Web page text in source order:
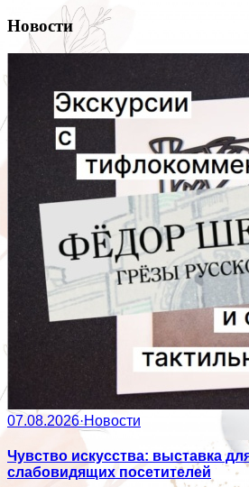
Новости
07.08.2026·Новости
Чувство искусства: выставка
слабовидящих посетителей